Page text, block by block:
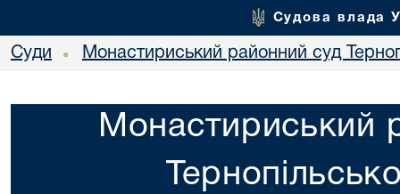
Судова влада
Суди • Монастириський районний суд
Монастириський